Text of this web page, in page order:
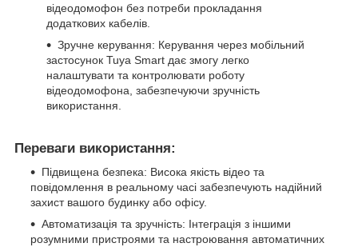
відеодомофон без потреби прокладання
додаткових кабелів.
Зручне керування: Керування через мобільний
застосунок Tuya Smart дає змогу легко
налаштувати та контролювати роботу
відеодомофона, забезпечуючи зручність
використання.
Переваги використання:
Підвищена безпека: Висока якість відео та
повідомлення в реальному часі забезпечують надійний
захист вашого будинку або офісу.
Автоматизація та зручність: Інтеграція з іншими
розумними пристроями та настроювання автоматичних